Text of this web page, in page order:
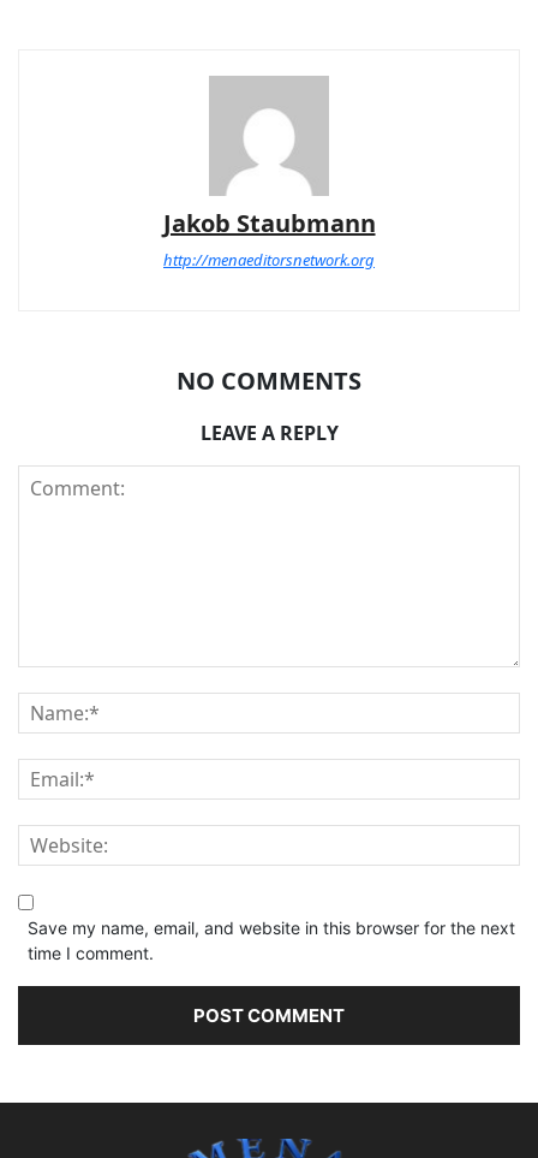
Jakob Staubmann
http://menaeditorsnetwork.org
NO COMMENTS
LEAVE A REPLY
Save my name, email, and website in this browser for the next
time I comment.